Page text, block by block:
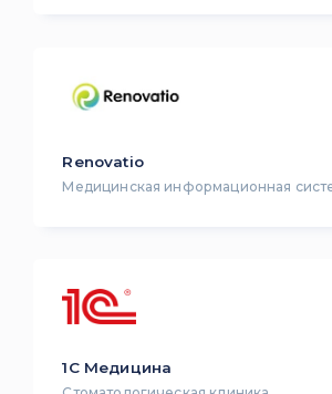
Renovatio
Медицинская информационная
1С Медицина